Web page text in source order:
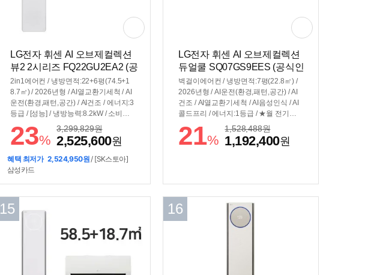
LG전자 휘센 AI 오브제컬렉션
뷰2 2시리즈 FQ22GU2EA2 (공
식인증 설치)
2in1에어컨 / 냉방면적:22+6평(74.5+1
8.7㎡) / 2026년형 / AI열교환기세척 / AI
운전(환경,패턴,공간) / AI건조 / 에너지:3
등급 / [성능] / 냉방능력:8.2kW / 소비전
력:2.8kW / 듀얼인버터 / [청정] / 음이온,
이오나이저 / 알러지청정필터 / [편의] /
셀프청소가능 / 스마트폰제어 / 간접냉방
(유풍) / 기능업데이트 / 자기진단 / [규격]
/ 크기(가로x세로x깊이): 350x1840x295
23%
3,299,829원
2,525,600원
혜택 최저가 2,524,950원/ [SK스토아]
삼성카드
LG전자 휘센 AI 오브제컬렉션
듀얼쿨 SQ07GS9EES (공식인
증 설치)
벽걸이에어컨 / 냉방면적:7평(22.8㎡) /
2026년형 / AI운전(환경,패턴,공간) / AI
건조 / AI열교환기세척 / AI음성인식 / AI
콜드프리 / 에너지:1등급 / ★월 전기요
금:26,080원 / [성능] / 냉방능력:2.8kW /
소비전력:0.69kW / 듀얼인버터 / [편의] /
간접냉방(유풍) / 셀프청소가능 / 스마트
21%
1,528,488원
1,192,400원
15 16